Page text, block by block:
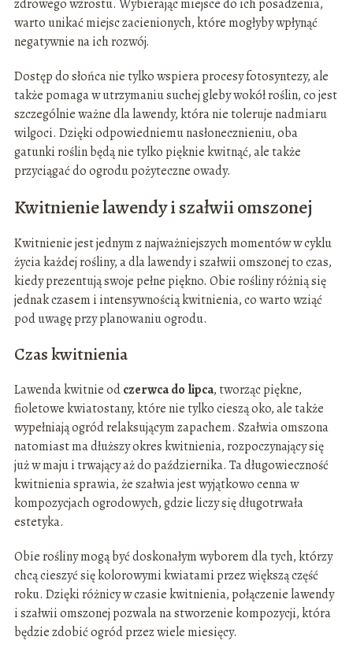
zdrowego wzrostu. Wybierając miejsce do ich posadzenia,
warto unikać miejsc zacienionych, które mogłyby wpłynąć
negatywnie na ich rozwój.
Dostęp do słońca nie tylko wspiera procesy fotosyntezy, ale
także pomaga w utrzymaniu suchej gleby wokół roślin, co jest
szczególnie ważne dla lawendy, która nie toleruje nadmiaru
wilgoci. Dzięki odpowiedniemu nasłonecznieniu, oba
gatunki roślin będą nie tylko pięknie kwitnąć, ale także
przyciągać do ogrodu pożyteczne owady.
Kwitnienie lawendy i szałwii omszonej
Kwitnienie jest jednym z najważniejszych momentów w cyklu
życia każdej rośliny, a dla lawendy i szałwii omszonej to czas,
kiedy prezentują swoje pełne piękno. Obie rośliny różnią się
jednak czasem i intensywnością kwitnienia, co warto wziąć
pod uwagę przy planowaniu ogrodu.
Czas kwitnienia
Lawenda kwitnie odczerwca do lipca, tworząc piękne,
fioletowe kwiatostany, które nie tylko cieszą oko, ale także
wypełniają ogród relaksującym zapachem. Szałwia omszona
natomiast ma dłuższy okres kwitnienia, rozpoczynający się
już w maju i trwający aż do października. Ta długowieczność
kwitnienia sprawia, że szałwia jest wyjątkowo cenna w
kompozycjach ogrodowych, gdzie liczy się długotrwała
estetyka.
Obie rośliny mogą być doskonałym wyborem dla tych, którzy
chcą cieszyć się kolorowymi kwiatami przez większą część
roku. Dzięki różnicy w czasie kwitnienia, połączenie lawendy
i szałwii omszonej pozwala na stworzenie kompozycji, która
będzie zdobić ogród przez wiele miesięcy.